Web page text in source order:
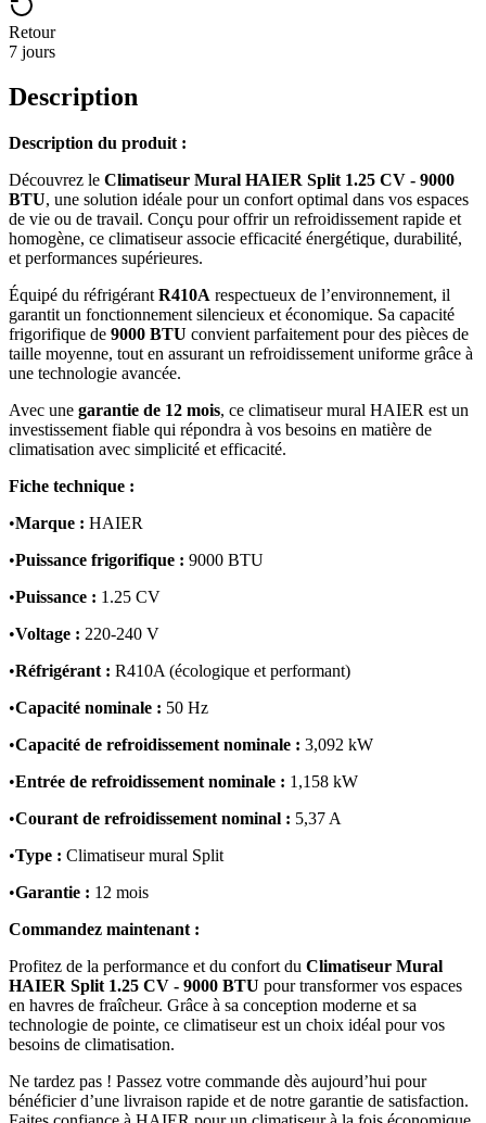
Retour
7 jours
Description
Description du produit :
Découvrez le Climatiseur Mural HAIER Split 1.25 CV - 9000
BTU, une solution idéale pour un confort optimal dans vos espaces
de vie ou de travail. Conçu pour offrir un refroidissement rapide et
homogène, ce climatiseur associe efficacité énergétique, durabilité,
et performances supérieures.
Équipé du réfrigérant R410A respectueux de l’environnement, il
garantit un fonctionnement silencieux et économique. Sa capacité
frigorifique de 9000 BTU convient parfaitement pour des pièces de
taille moyenne, tout en assurant un refroidissement uniforme grâce à
une technologie avancée.
Avec une garantie de 12 mois, ce climatiseur mural HAIER est un
investissement fiable qui répondra à vos besoins en matière de
climatisation avec simplicité et efficacité.
Fiche technique :
•Marque : HAIER
•Puissance frigorifique : 9000 BTU
•Puissance : 1.25 CV
•Voltage : 220-240 V
•Réfrigérant : R410A (écologique et performant)
•Capacité nominale : 50 Hz
•Capacité de refroidissement nominale : 3,092 kW
•Entrée de refroidissement nominale : 1,158 kW
•Courant de refroidissement nominal : 5,37 A
•Type : Climatiseur mural Split
•Garantie : 12 mois
Commandez maintenant :
Profitez de la performance et du confort du Climatiseur Mural
HAIER Split 1.25 CV - 9000 BTU pour transformer vos espaces
en havres de fraîcheur. Grâce à sa conception moderne et sa
technologie de pointe, ce climatiseur est un choix idéal pour vos
besoins de climatisation.
Ne tardez pas ! Passez votre commande dès aujourd’hui pour
bénéficier d’une livraison rapide et de notre garantie de satisfaction.